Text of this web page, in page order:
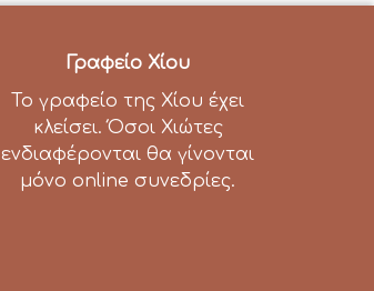
Γραφείο Χίου
Το γραφείο της Χίου έχει
κλείσει. Όσοι Χιώτες
ενδιαφέρονται θα γίνονται
μόνο online συνεδρίες.